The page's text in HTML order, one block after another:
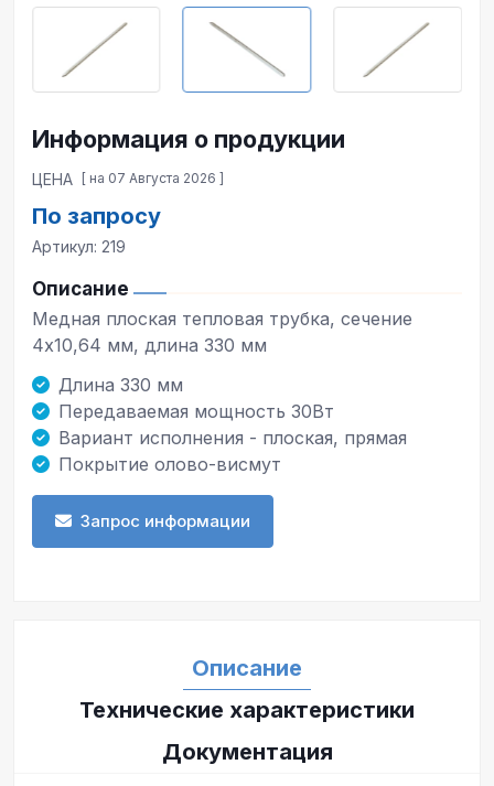
Информация о продукции
ЦЕНА [ на 07 Августа 2026 ]
По запросу
Артикул: 219
Описание
Медная плоская тепловая трубка, сечение
4x10,64 мм, длина 330 мм
Длина 330 мм
Передаваемая мощность 30Вт
Вариант исполнения - плоская, прямая
Покрытие олово-висмут
Запрос информации
Описание
Технические характеристики
Документация